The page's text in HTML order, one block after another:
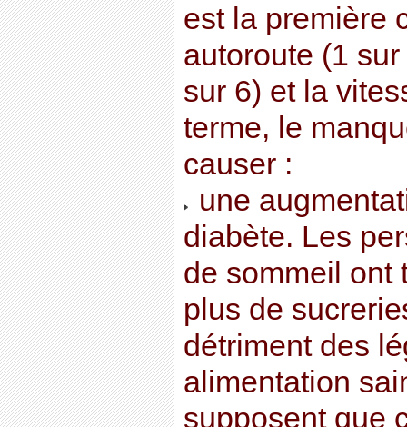
est la première
autoroute (1
sur 6) et la
terme, le
causer :
une
diabète. Les
de sommeil ont
plus de
détriment des
alimentation
supposent que